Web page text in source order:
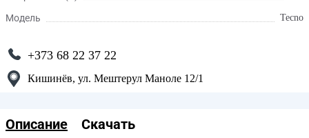
Модель Tecno
+373 68 22 37 22
Кишинёв, ул. Мештерул Маноле 12/1
Описание Скачать